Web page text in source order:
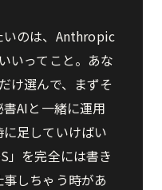
いのは、Anthropic
いってこと。あな
け選んで、まずそ
AIと一緒に運用
足していけばい
」を完全には書き
しちゃう時があ